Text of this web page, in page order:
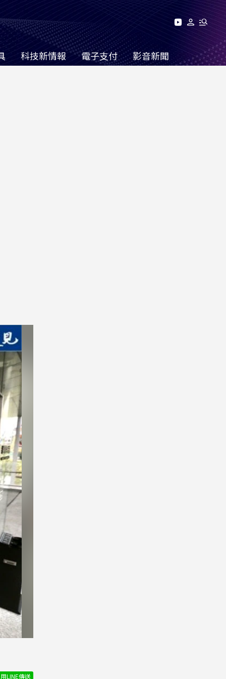
科技新情報 電子支付 影音新聞
用LINE傳送